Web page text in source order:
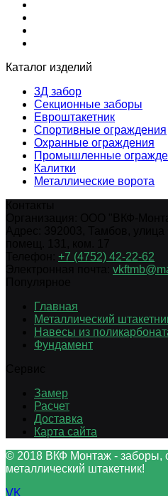
Каталог изделий
3Д забор
Секционные заборы
Евроштакетник
Спортивные ограждения
Охранные ограждения
Промышленные
Калитки
Металлические ворота
+7 (4752) 42-22-62
Главная
Металлический
Навесы из
Фундамент
Замер
Расчет
Доставка
Карта сайта
© 2018 ВКФ Монтаж - заборы,
металлический штакетник!
VK